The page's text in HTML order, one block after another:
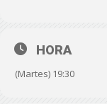
HORA
(Martes) 19:30